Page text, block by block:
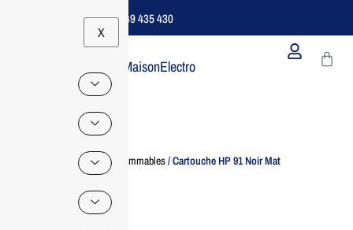
Support B2B Dédié | 06 49 435 430
X
MaisonElectro
Home/ Consommables/ Cartouche HP 91 Noir Mat